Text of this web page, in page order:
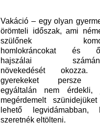
Vakáció – egy olyan
örömteli időszak, ami
szülőnek
homlokráncokat és
hajszálai
növekedését
gyerekeket persze
egyáltalán nem érdekli,
megérdemelt
lehető legvidámabban,
szeretnék eltölteni.